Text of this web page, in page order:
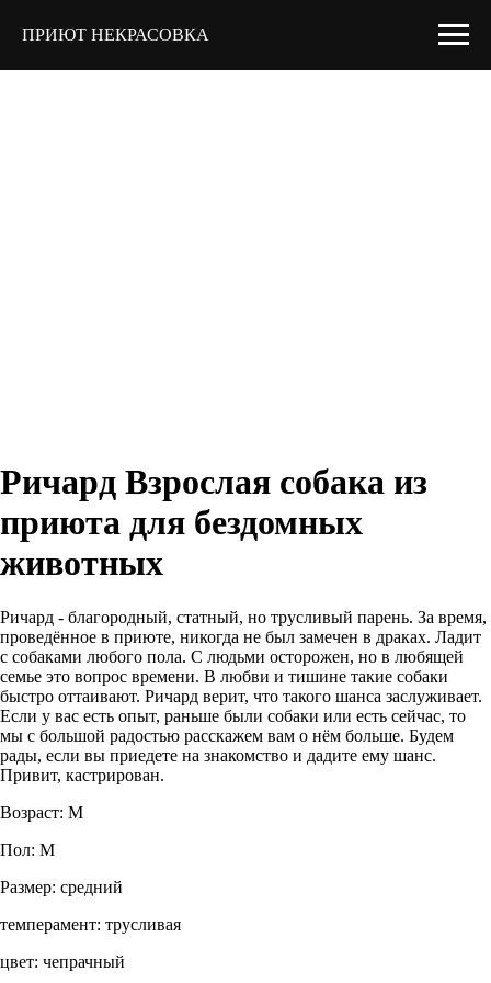
ПРИЮТ НЕКРАСОВКА
Ричард Взрослая собака из
приюта для бездомных
животных
Ричард - благородный, статный, но трусливый парень. За время,
проведённое в приюте, никогда не был замечен в драках. Ладит
с собаками любого пола. С людьми осторожен, но в любящей
семье это вопрос времени. В любви и тишине такие собаки
быстро оттаивают. Ричард верит, что такого шанса заслуживает.
Если у вас есть опыт, раньше были собаки или есть сейчас, то
мы с большой радостью расскажем вам о нём больше. Будем
рады, если вы приедете на знакомство и дадите ему шанс.
Привит, кастрирован.
Возраст: М
Пол: М
Размер: средний
темперамент: трусливая
цвет: чепрачный